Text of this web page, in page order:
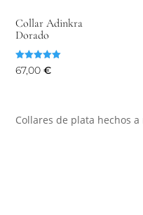
Collar Adinkra
Dorado
Valorado
con
67,00€
Collares de plata hechos